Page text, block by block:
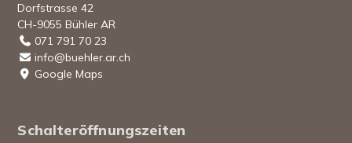
Dorfstrasse 42
CH-9055 Bühler AR
071 791 70 23
info@buehler.ar.ch
Google Maps
Schalteröffnungszeiten